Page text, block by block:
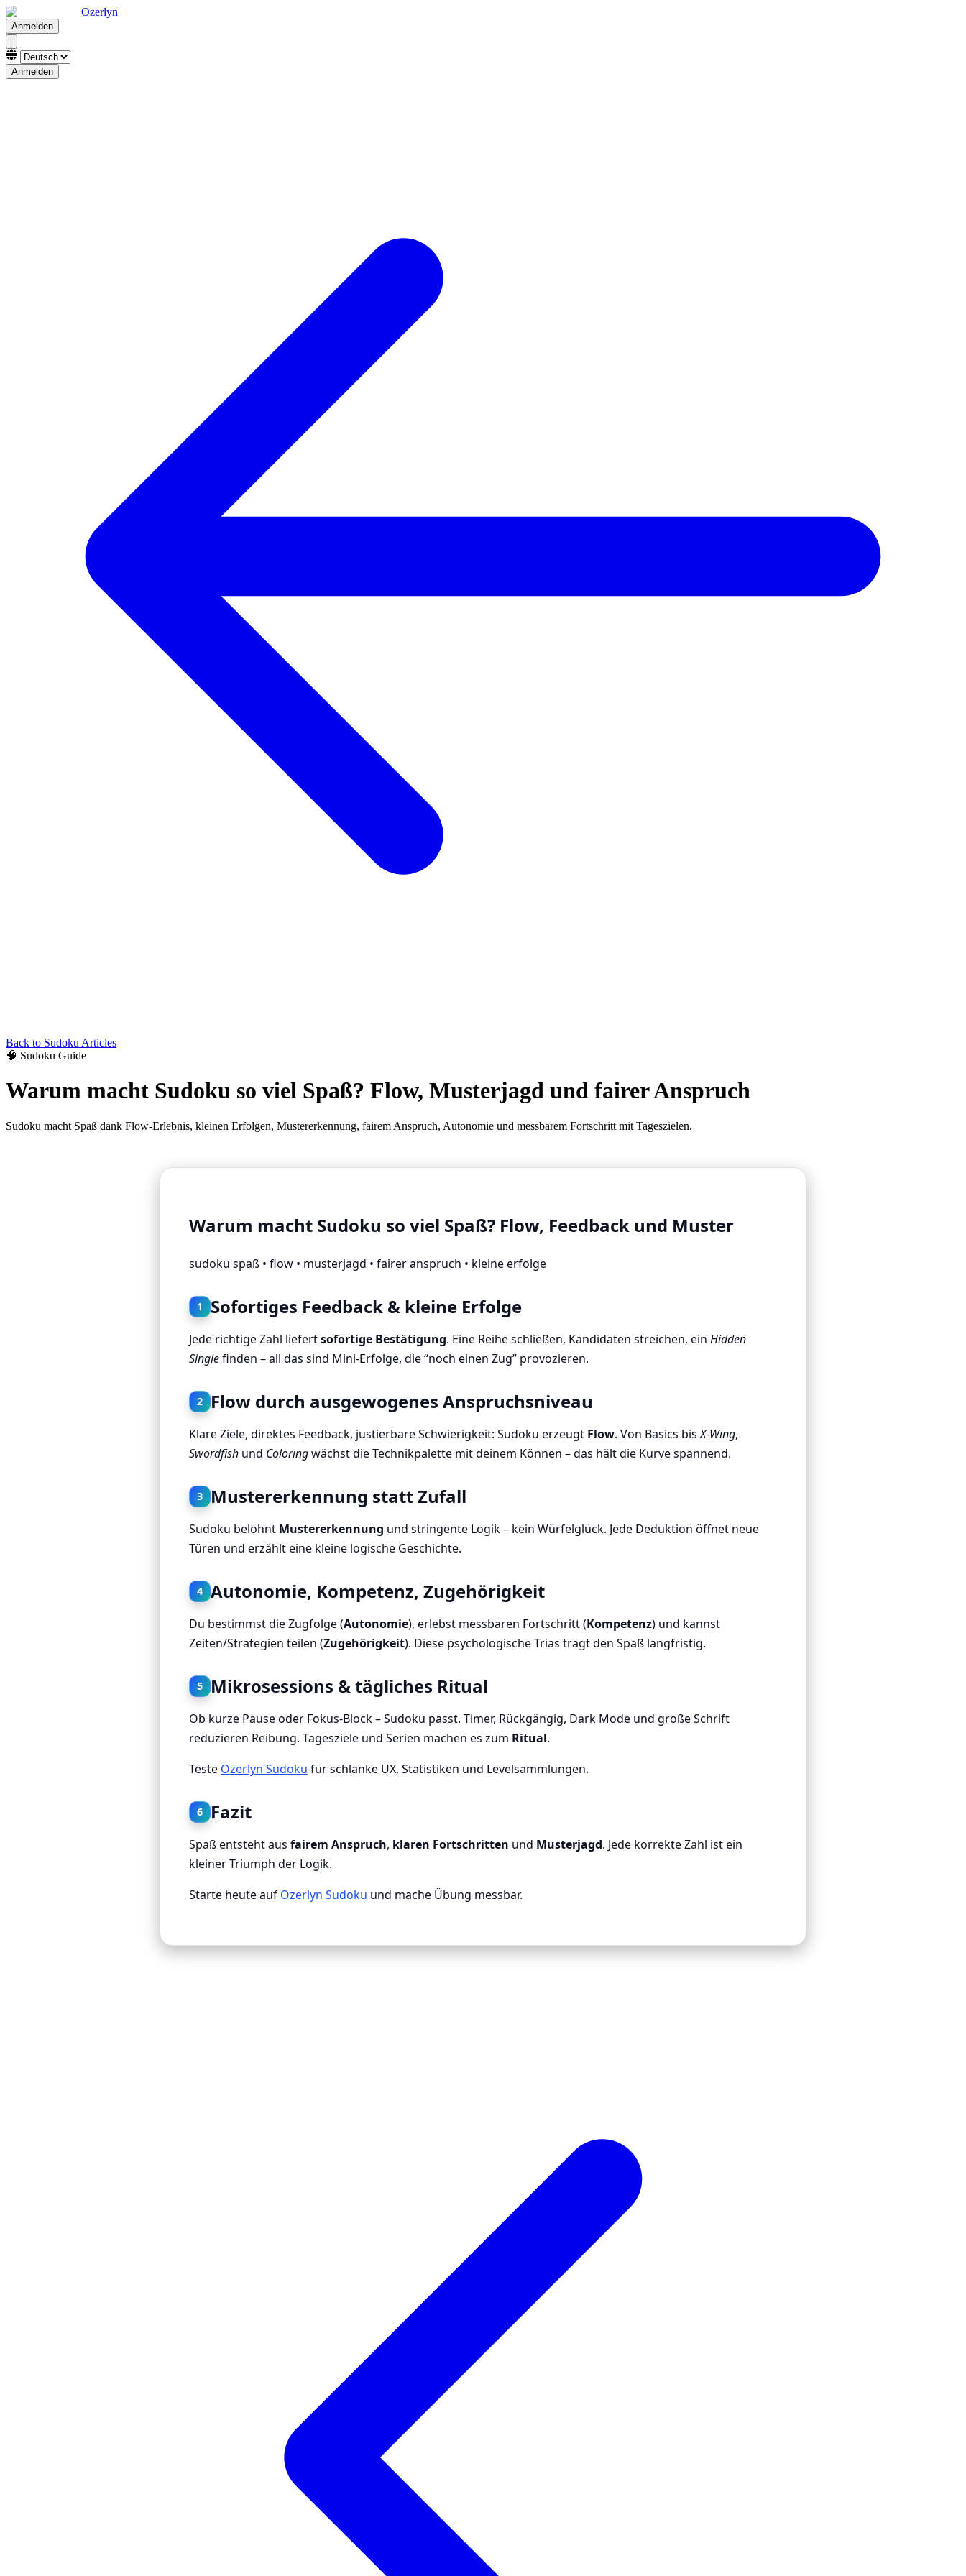
Ozerlyn
Anmelden
Anmelden
Back to Sudoku Articles
🧠 Sudoku Guide
Warum macht Sudoku so viel Spaß? Flow, Musterjagd und fairer Anspruch
Sudoku macht Spaß dank Flow-Erlebnis, kleinen Erfolgen, Mustererkennung, fairem Anspruch, Autonomie und messbarem Fortschritt mit Tageszielen.
Warum macht Sudoku so viel Spaß? Flow, Feedback und Muster
sudoku spaß • flow • musterjagd • fairer anspruch • kleine erfolge
1 Sofortiges Feedback & kleine Erfolge
Jede richtige Zahl liefertsofortige Bestätigung. Eine Reihe schließen, Kandidaten streichen, ein Hidden
Singlefinden – all das sind Mini-Erfolge, die “noch einen Zug” provozieren.
2 Flow durch ausgewogenes Anspruchsniveau
Klare Ziele, direktes Feedback, justierbare Schwierigkeit: Sudoku erzeugt Flow. Von Basics bisX-Wing,
Swordfish und Coloringwächst die Technikpalette mit deinem Können – das hält die Kurve spannend.
3 Mustererkennung statt Zufall
Sudoku belohnt Mustererkennung und stringente Logik – kein Würfelglück. Jede Deduktion öffnet neue
Türen und erzählt eine kleine logische Geschichte.
4 Autonomie, Kompetenz, Zugehörigkeit
Du bestimmst die Zugfolge (Autonomie), erlebst messbaren Fortschritt (Kompetenz) und kannst
Zeiten/Strategien teilen (Zugehörigkeit). Diese psychologische Trias trägt den Spaß langfristig.
5 Mikrosessions & tägliches Ritual
Ob kurze Pause oder Fokus-Block – Sudoku passt. Timer, Rückgängig, Dark Mode und große Schrift
reduzieren Reibung. Tagesziele und Serien machen es zum Ritual.
Teste Ozerlyn Sudoku für schlanke UX, Statistiken und Levelsammlungen.
6 Fazit
Spaß entsteht aus fairem Anspruch, klaren Fortschritten und Musterjagd. Jede korrekte Zahl ist ein
kleiner Triumph der Logik.
Starte heute auf Ozerlyn Sudoku und mache Übung messbar.